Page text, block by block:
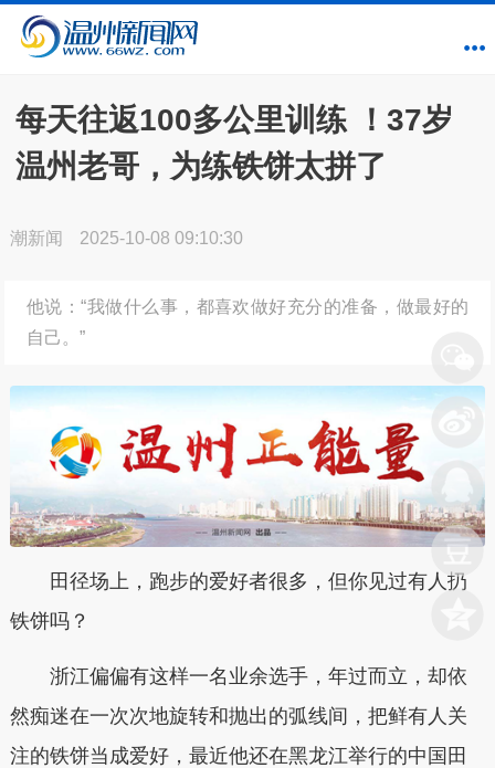
每天往返100多公里训练 ！37岁
温州老哥，为练铁饼太拼了
潮新闻 2025-10-08 09:10:30
他说：“我做什么事，都喜欢做好充分的准备，做最好的
自己。”
田径场上，跑步的爱好者很多，但你见过有人扔
铁饼吗？
浙江偏偏有这样一名业余选手，年过而立，却依
然痴迷在一次次地旋转和抛出的弧线间，把鲜有人关
注的铁饼当成爱好，最近他还在黑龙江举行的中国田